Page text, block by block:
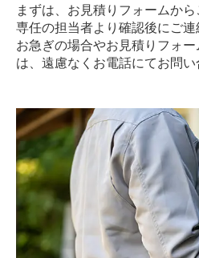
まずは、お見積りフォームから
専任の担当者より確認後にご連
お急ぎの場合やお見積りフォ
は、遠慮なく お電話にてお問い